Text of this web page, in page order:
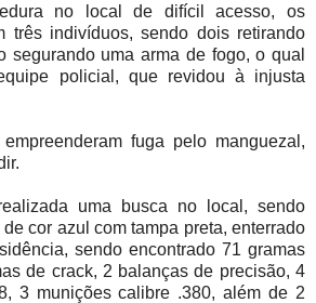
no local de difícil acesso, os
três indivíduos, sendo dois retirando
segurando uma arma de fogo, o qual
policial, que revidou à injusta
fuga pelo manguezal,
uma busca no local, sendo
cor azul com tampa preta, enterrado
sendo encontrado 71 gramas
de crack, 2 balanças de precisão, 4
3 munições calibre .380, além de 2